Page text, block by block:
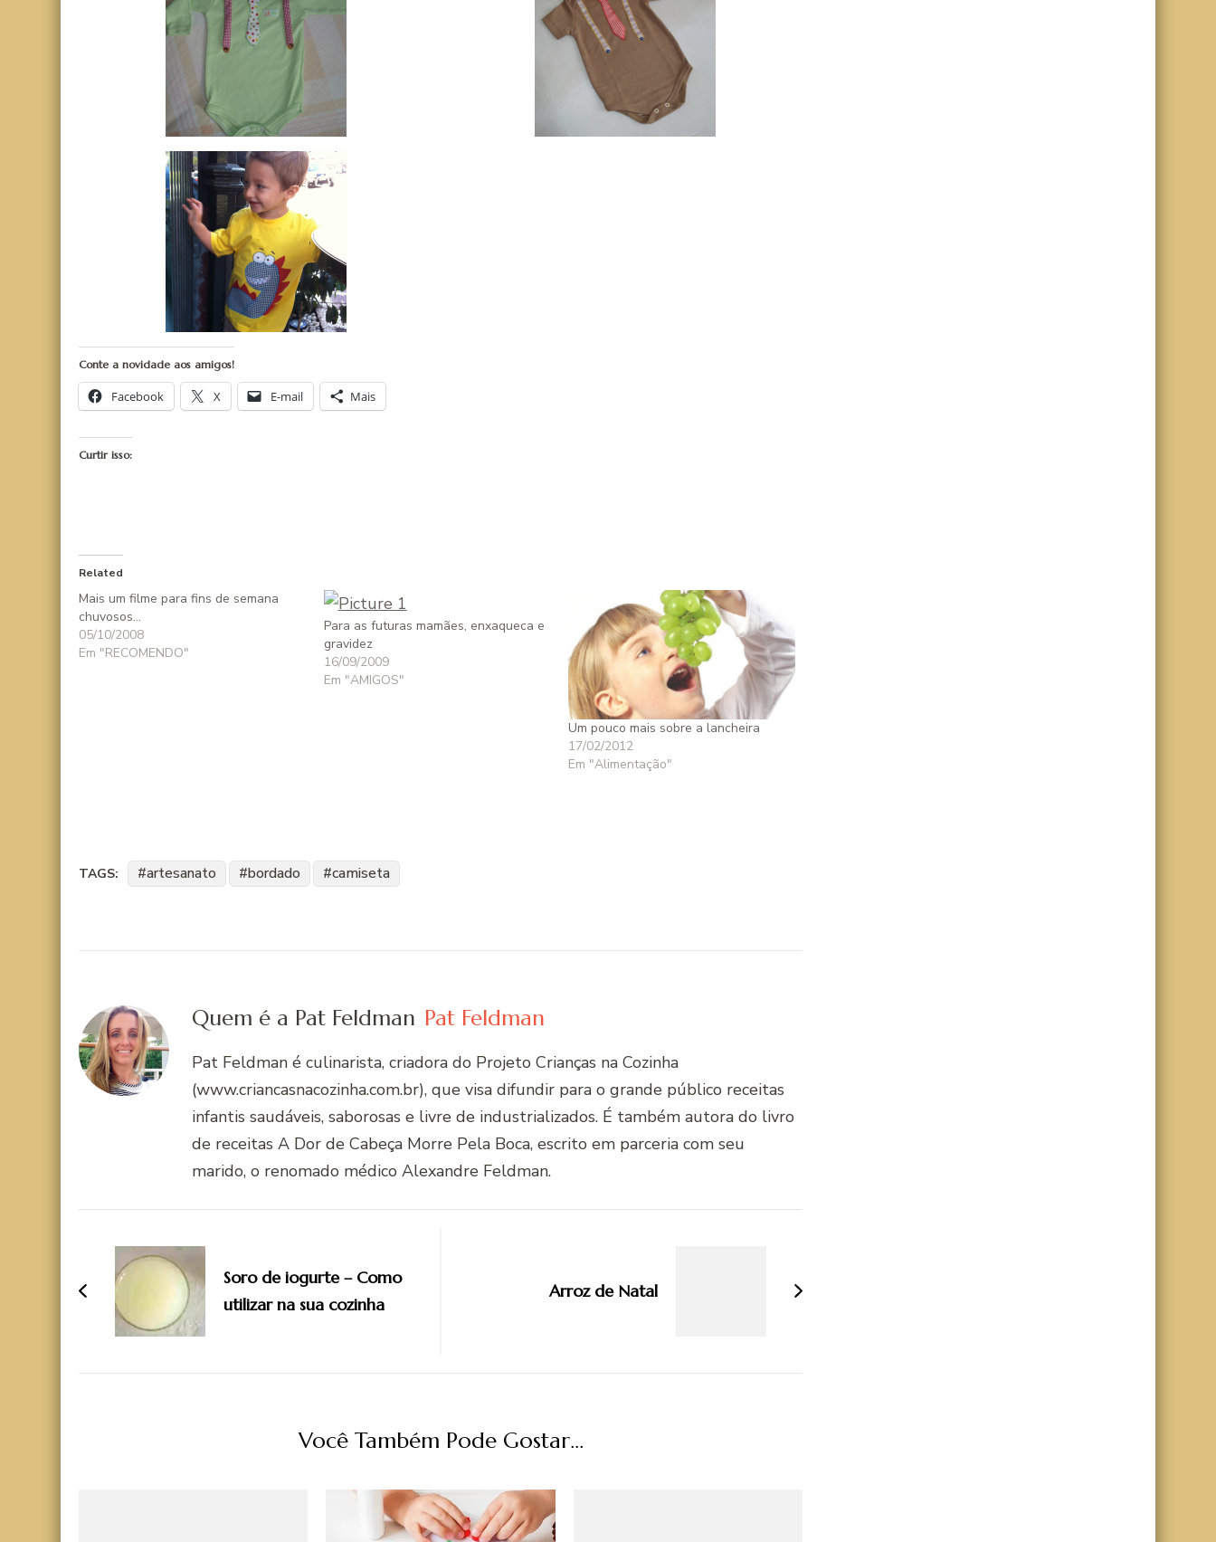
Conte a novidade aos amigos!
Facebook X E-mail Mais
Curtir isso:
Related
Mais um filme para fins de semana
chuvosos…
05/10/2008
Em "RECOMENDO"
Para as futuras mamães, enxaqueca e
gravidez
16/09/2009
Em "AMIGOS"
Um pouco mais sobre a lancheira
17/02/2012
Em "Alimentação"
TAGS: artesanato bordado camiseta
Quem é a Pat Feldman Pat Feldman
Pat Feldman é culinarista, criadora do Projeto Crianças na Cozinha
(www.criancasnacozinha.com.br), que visa difundir para o grande público receitas
infantis saudáveis, saborosas e livre de industrializados. É também autora do livro
de receitas A Dor de Cabeça Morre Pela Boca, escrito em parceria com seu
marido, o renomado médico Alexandre Feldman.
post
Soro de iogurte – Como
utilizar na sua cozinha
Arroz de Natal
Você Também Pode Gostar...